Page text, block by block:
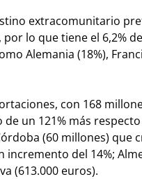
extracomunitario
lo que tiene el 6,2%
Alemania (18%),
con 168
un 121% más
(60 millones) que
incremento del 14%;
(613.000 euros).